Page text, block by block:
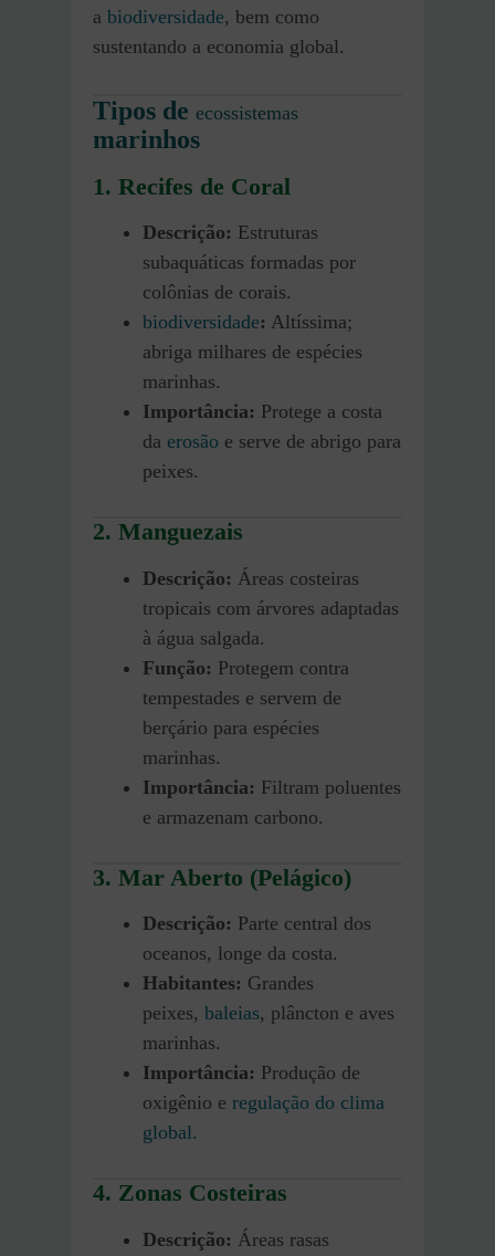
a biodiversidade, bem como
sustentando a economia global.
Tipos de ecossistemas
marinhos
1. Recifes de Coral
Descrição: Estruturas
subaquáticas formadas por
colônias de corais.
biodiversidade: Altíssima;
abriga milhares de espécies
marinhas.
Importância: Protege a costa
da erosão e serve de abrigo para
peixes.
2. Manguezais
Descrição: Áreas costeiras
tropicais com árvores adaptadas
à água salgada.
Função: Protegem contra
tempestades e servem de
berçário para espécies
marinhas.
Importância: Filtram poluentes
e armazenam carbono.
3. Mar Aberto (Pelágico)
Descrição: Parte central dos
oceanos, longe da costa.
Habitantes: Grandes
peixes, baleias, plâncton e aves
marinhas.
Importância: Produção de
oxigênio e regulação do clima
global.
4. Zonas Costeiras
Descrição: Áreas rasas